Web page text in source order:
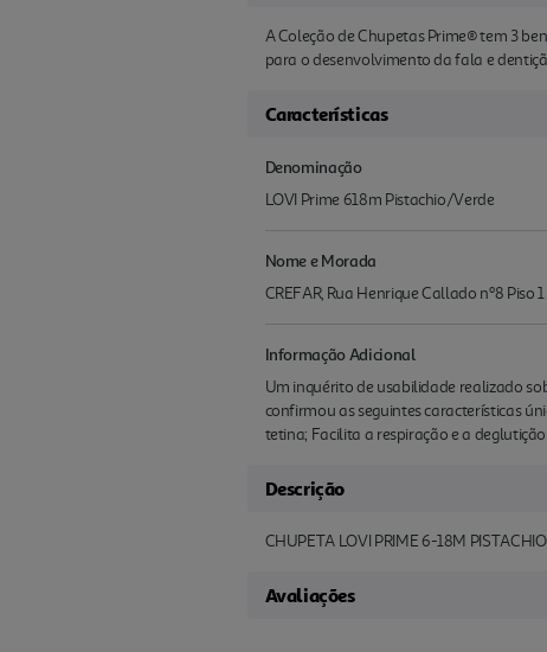
A Coleção de Chupetas Prime® tem 3
para o desenvolvimento da fala e
Características
Denominação
LOVI Prime 618m Pistachio/Verde
Nome e Morada
CREFAR, Rua Henrique Callado nº8 Piso
Informação Adicional
Um inquérito de usabilidade realizado
confirmou as seguintes características
tetina; Facilita a respiração e a
Descrição
CHUPETA LOVI PRIME 6-18M
Avaliações